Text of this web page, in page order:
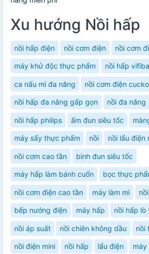
Xu hướng Nồi hấp
nồi hấp điện nồi cơm điện nồi cơm
máy khử độc thực phẩm nồi hấp
ca nấu mì đa năng nồi cơm điện
nồi hấp đa năng gấp gọn nồi đa năng
nồi hấp philips ấm đun siêu tốc
máy sấy thực phẩm nồi nồi lẩu điện
nồi cơm cao tần bình đun siêu tốc
máy hấp làm bánh cuốn bọc thực
nồi cơm điện cao tần máy làm mì
bếp nướng điện máy hấp nồi hấp lò
nồi áp suất nồi chiên không dầu nồi
nồi điện mini nồi hấp lẩu điện máy